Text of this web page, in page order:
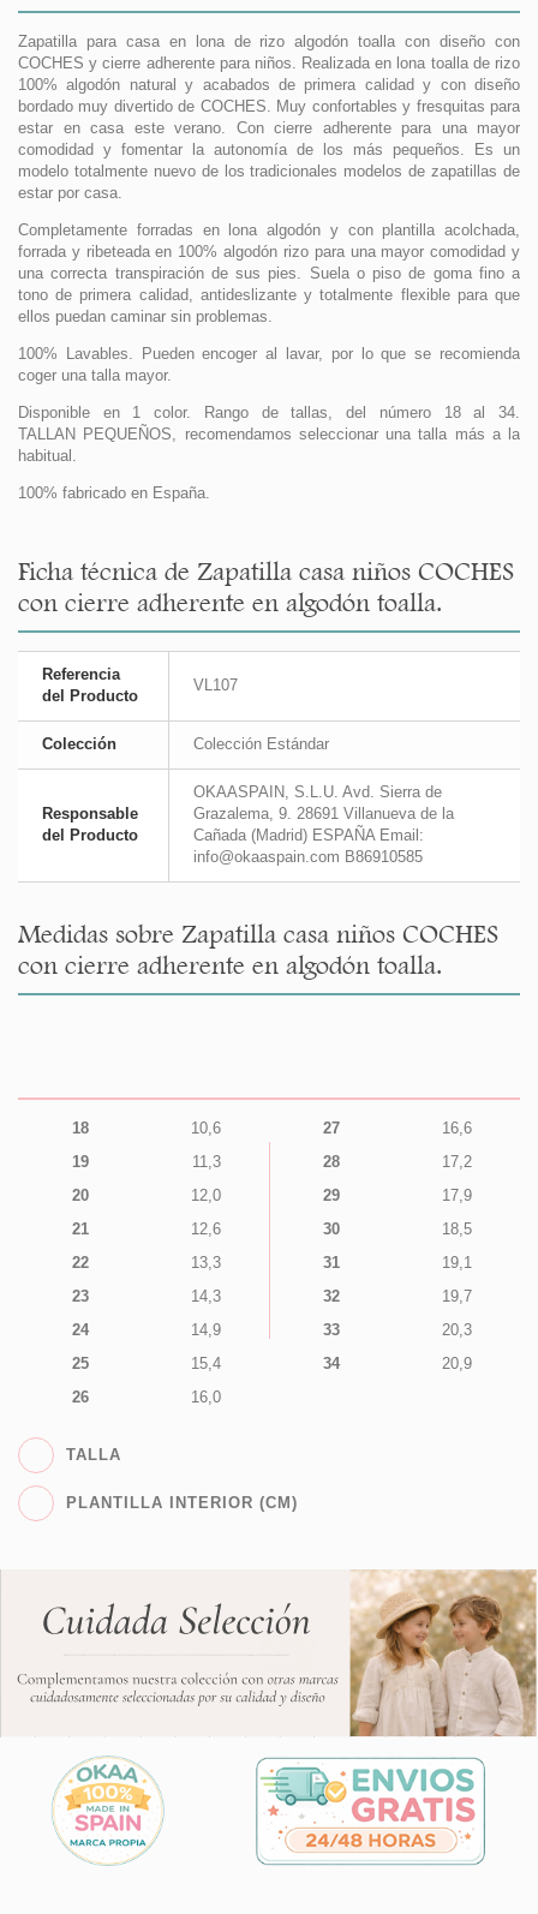
Zapatilla para casa en lona de rizo algodón toalla con diseño con
COCHES y cierre adherente para niños. Realizada en lona toalla de rizo
100% algodón natural y acabados de primera calidad y con diseño
bordado muy divertido de COCHES. Muy confortables y fresquitas para
estar en casa este verano. Con cierre adherente para una mayor
comodidad y fomentar la autonomía de los más pequeños. Es un
modelo totalmente nuevo de los tradicionales modelos de zapatillas de
estar por casa.
Completamente forradas en lona algodón y con plantilla acolchada,
forrada y ribeteada en 100% algodón rizo para una mayor comodidad y
una correcta transpiración de sus pies. Suela o piso de goma fino a
tono de primera calidad, antideslizante y totalmente flexible para que
ellos puedan caminar sin problemas.
100% Lavables. Pueden encoger al lavar, por lo que se recomienda
coger una talla mayor.
Disponible en 1 color. Rango de tallas, del número 18 al 34.
TALLAN PEQUEÑOS, recomendamos seleccionar una talla más a la
habitual.
100% fabricado en España.
Ficha técnica de Zapatilla casa niños COCHES
con cierre adherente en algodón toalla.
Referencia
del Producto
VL107
Colección Colección Estándar
Responsable
del Producto
OKAASPAIN, S.L.U. Avd. Sierra de
Grazalema, 9. 28691 Villanueva de la
Cañada (Madrid) ESPAÑA Email:
info@okaaspain.com B86910585
Medidas sobre Zapatilla casa niños COCHES
con cierre adherente en algodón toalla.
18
10,6
19
11,3
20
12,0
21
12,6
22
13,3
23
14,3
24
14,9
25
15,4
26
16,0
27
16,6
28
17,2
29
17,9
30
18,5
31
19,1
32
19,7
33
20,3
34
20,9
TALLA
PLANTILLA INTERIOR (CM)